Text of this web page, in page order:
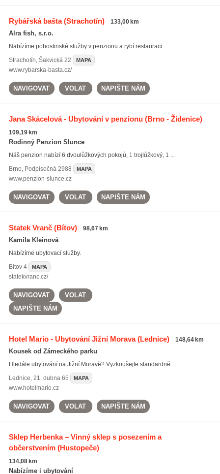
Rybářská bašta(Strachotín) 133,00 km
Alra fish, s.r.o.
Nabízíme pohostinské služby v penzionu a rybí restauraci.
Strachotín, Šakvická 22 MAPA
www.rybarska-basta.cz/
NAVIGOVAT VOLAT NAPIŠTE NÁM
Jana Skácelová - Ubytování v penzionu(Brno - Židenice)
109,19 km
Rodinný Penzion Slunce
Náš penzion nabízí 6 dvoulůžkových pokojů, 1 trojlůžkový, 1 ...
Brno, Podpísečná 2988 MAPA
www.penzion-slunce.cz
NAVIGOVAT VOLAT NAPIŠTE NÁM
Statek Vranč(Bítov) 98,67 km
Kamila Kleinová
Nabízíme ubytovací služby.
Bítov4 MAPA
statekvranc.cz/
NAVIGOVAT
VOLAT
NAPIŠTE NÁM
Hotel Mario - Ubytování Jižní Morava(Lednice) 148,64 km
Kousek od Zámeckého parku
Hledáte ubytování na Jižní Moravě? Vyzkoušejte standardně ...
Lednice, 21. dubna 65 MAPA
www.hotelmario.cz
NAVIGOVAT VOLAT NAPIŠTE NÁM
Sklep Herbenka – Vinný sklep s posezením a
občerstvením(Hustopeče)
134,08 km
Nabízíme i ubytování